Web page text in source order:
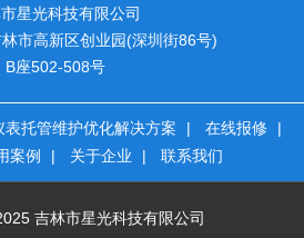
星光科技有限公司
市高新区创业园(深圳街86号)
B座502-508号
表托管维护优化解决方案 | 在线报修
|
案例 | 关于企业 | 联系我们
吉林市星光科技有限公司